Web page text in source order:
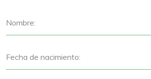
Nombre:
Fecha de nacimiento: